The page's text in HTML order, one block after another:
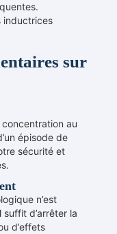
inductrices
sur
au
épisode de
sécurité et
n’est
d’arrêter la
d’effets